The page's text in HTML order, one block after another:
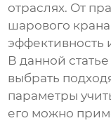
отраслях. От
шарового
эффективность
В данной
выбрать
параметры
его можно